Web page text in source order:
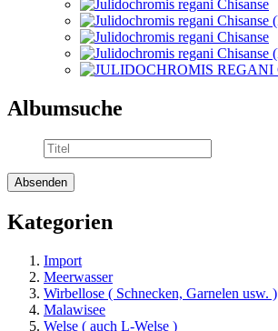
Albumsuche
Kategorien
Import
Meerwasser
Wirbellose ( Schnecken, Garnelen usw. )
Malawisee
Welse ( auch L-Welse )